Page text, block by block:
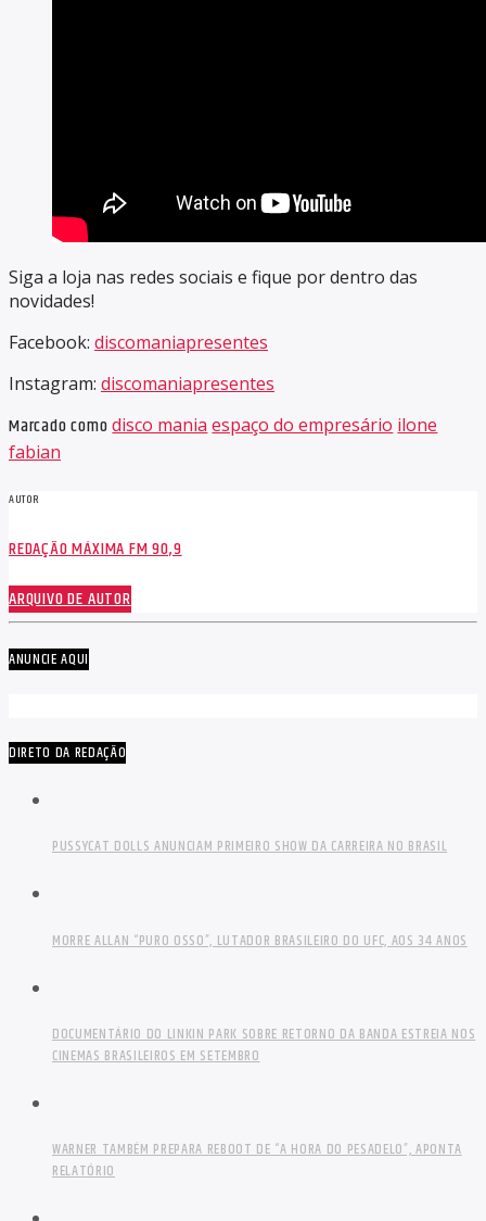
Siga a loja nas redes sociais e fique por dentro das
novidades!
Facebook: discomaniapresentes
Instagram: discomaniapresentes
Marcado comodisco mania espaço do empresário ilone
fabian
AUTOR
REDAÇÃO MÁXIMA FM 90,9
ARQUIVO DE AUTOR
ANUNCIE AQUI
DIRETO DA REDAÇÃO
PUSSYCAT DOLLS ANUNCIAM PRIMEIRO SHOW DA CARREIRA NO BRASIL
MORRE ALLAN “PURO OSSO”, LUTADOR BRASILEIRO DO UFC, AOS 34 ANOS
DOCUMENTÁRIO DO LINKIN PARK SOBRE RETORNO DA BANDA ESTREIA NOS
CINEMAS BRASILEIROS EM SETEMBRO
WARNER TAMBÉM PREPARA REBOOT DE “A HORA DO PESADELO”, APONTA
RELATÓRIO